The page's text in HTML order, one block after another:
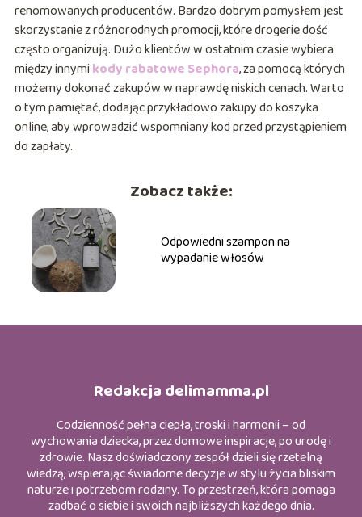
renomowanych producentów. Bardzo dobrym pomysłem jest
skorzystanie z różnorodnych promocji, które drogerie dość
często organizują. Dużo klientów w ostatnim czasie wybiera
między innymi kody rabatowe Sephora, za pomocą których
możemy dokonać zakupów w naprawdę niskich cenach. Warto
o tym pamiętać, dodając przykładowo zakupy do koszyka
online, aby wprowadzić wspomniany kod przed przystąpieniem
do zapłaty.
Zobacz także:
Odpowiedni szampon na
wypadanie włosów
Redakcja delimamma.pl
Codzienność pełna ciepła, troski i harmonii – od
wychowania dziecka, przez domowe inspiracje, po urodę i
zdrowie. Nasz doświadczony zespół dzieli się rzetelną
wiedzą, wspierając świadome decyzje w stylu życia bliskim
naturze i potrzebom rodziny. To przestrzeń, która pomaga
zadbać o siebie i swoich najbliższych każdego dnia.